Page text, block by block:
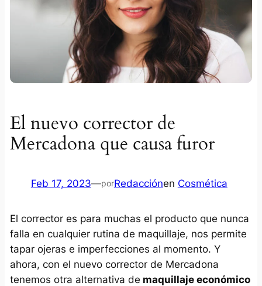
El nuevo corrector de
Mercadona que causa furor
Feb 17, 2023—porRedacciónen Cosmética
El corrector es para muchas el producto que nunca
falla en cualquier rutina de maquillaje, nos permite
tapar ojeras e imperfecciones al momento. Y
ahora, con el nuevo corrector de Mercadona
tenemos otra alternativa de maquillaje económico